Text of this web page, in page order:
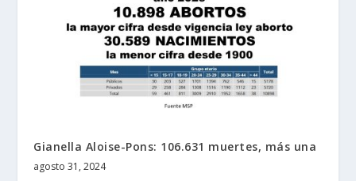
Gianella Aloise-Pons: 106.631 muertes, más una
agosto 31, 2024